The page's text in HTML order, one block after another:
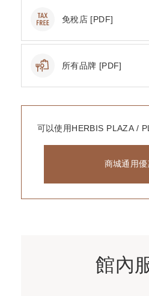
免稅店 [PDF]
所有品牌 [PDF]
可以使用HERBIS PLAZA /
商城通用優
館內